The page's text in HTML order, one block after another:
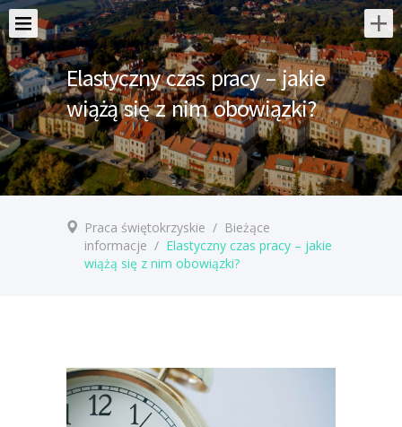
Elastyczny czas pracy – jakie
wiążą się z nim obowiązki?
Praca świętokrzyskie / Bieżące
informacje / Elastyczny czas pracy – jakie
wiążą się z nim obowiązki?